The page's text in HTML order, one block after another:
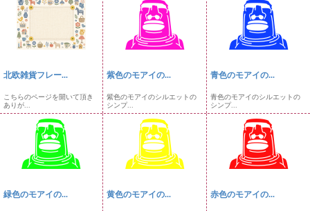
北欧雑貨フレー...
こちらのページを開いて頂き
ありが...
紫色のモアイの...
紫色のモアイのシルエットの
シンプ...
青色のモアイの...
青色のモアイのシルエットの
シンプ...
緑色のモアイの... 黄色のモアイの... 赤色のモアイの...